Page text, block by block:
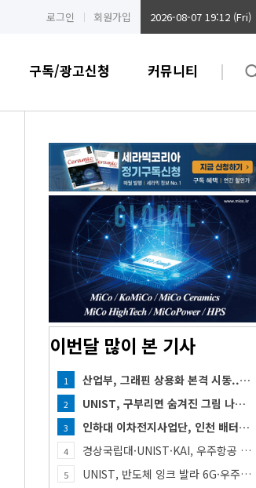
로그인 회원가입 2026-08-07 19:12 (Fri)
구독/광고신청 커뮤니티
이번달 많이 본 기사
1 산업부, 그래핀 상용화 본격 시동... 첨단세라믹·반도체 방열소재 시장 확대 기대
2 UNIST, 구부리면 숨겨진 그림 나타나는 투명 보안 필름 개발
3 인하대 이차전지사업단, 인천 배터리 인재양성 거점 역할 강화
4 경상국립대·UNIST·KAI, 우주항공 인재 함께 키운다
5 UNIST, 반도체 잉크 발라 6G·우주통신용 고주파 스위치 만든다